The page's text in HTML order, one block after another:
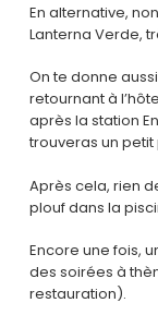
En alternative,
Lanterna Verde,
On te donne
retournant à
après la station
trouveras un
Après cela, rien
plouf dans la
Encore une fois,
des soirées à
restauration).